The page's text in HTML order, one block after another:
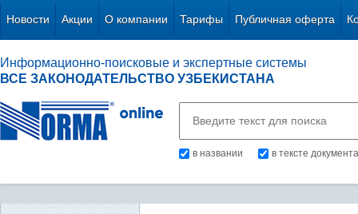
Новости Акции О компании Тарифы Публичная оферта
Информационно-поисковые и экспертные системы
ВСЕ ЗАКОНОДАТЕЛЬСТВО УЗБЕКИСТАНА
в названии в тексте документа